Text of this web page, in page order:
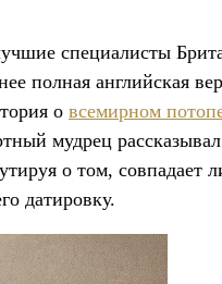
специалисты
полная английская
о всемирном
мудрец
о том, совпадает
датировку.